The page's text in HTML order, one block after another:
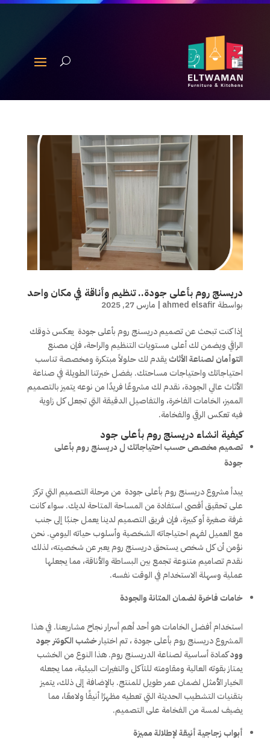
دريسنج روم بأعلى جودة.. تنظيم وأناقة في مكان واحد
بواسطة ahmed elsafir
| مارس 27, 2025
إذا كنت تبحث عن تصميم دريسنج روم بأعلى جودة يعكس ذوقك
الراقي ويضمن لك أعلى مستويات التنظيم والراحة، فإن مصنع
التوأمان لصناعة الأثاثيقدم لك حلولاً مبتكرة ومخصصة تناسب
احتياجاتك واحتياجات مساحتك. بفضل خبرتنا الطويلة في صناعة
الأثاث عالي الجودة، نقدم لك مشروعًا فريدًا من نوعه يتميز بالتصميم
المميز، الخامات الفاخرة، والتفاصيل الدقيقة التي تجعل كل زاوية
فيه تعكس الرقي والفخامة.
كيفية انشاء دريسنج روم بأعلى جود
تصميم مخصص حسب احتياجاتك ل دريسنج روم بأعلى
جودة
يبدأ مشروع دريسنج روم بأعلى جودة من مرحلة التصميم التي تركز
على تحقيق أقصى استفادة من المساحة المتاحة لديك. سواء كانت
غرفة صغيرة أو كبيرة، فإن فريق التصميم لدينا يعمل جنبًا إلى جنب
مع العميل لفهم احتياجاته الشخصية وأسلوب حياته اليومي. نحن
نؤمن أن كل شخص يستحق دريسنج روم يعبر عن شخصيته، لذلك
نقدم تصاميم متنوعة تجمع بين البساطة والأناقة، مما يجعلها
عملية وسهلة الاستخدام في الوقت نفسه.
خامات فاخرة لضمان المتانة والجودة
استخدام أفضل الخامات هو أحد أهم أسرار نجاح مشاريعنا. في هذا
المشروع دريسنج روم بأعلى جودة ، تم اختيارخشب الكونتر جود
وودكمادة أساسية لصناعة الدريسنج روم. هذا النوع من الخشب
يمتاز بقوته العالية ومقاومته للتآكل والتغيرات البيئية، مما يجعله
الخيار الأمثل لضمان عمر طويل للمنتج. بالإضافة إلى ذلك، يتميز
بتقنيات التشطيب الحديثة التي تعطيه مظهرًا أنيقًا ولامعًا، مما
يضيف لمسة من الفخامة على التصميم.
أبواب زجاجية أنيقة لإطلالة مميزة